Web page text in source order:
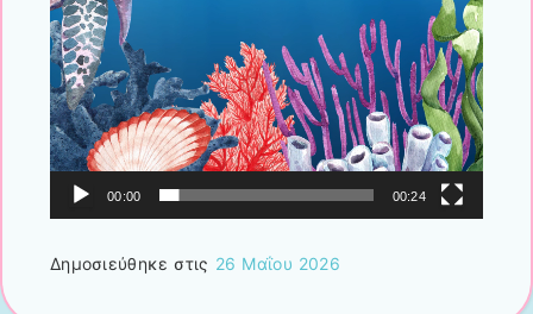
00:00 00:24
Δημοσιεύθηκε στις 26 Μαΐου 2026